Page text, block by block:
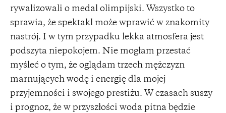
rywalizowali o medal olimpijski. Wszystko to
sprawia, że spektakl może wprawić w znakomity
nastrój. I w tym przypadku lekka atmosfera jest
podszyta niepokojem. Nie mogłam przestać
myśleć o tym, że oglądam trzech mężczyzn
marnujących wodę i energię dla mojej
przyjemności i swojego prestiżu. W czasach suszy
i prognoz, że w przyszłości woda pitna będzie